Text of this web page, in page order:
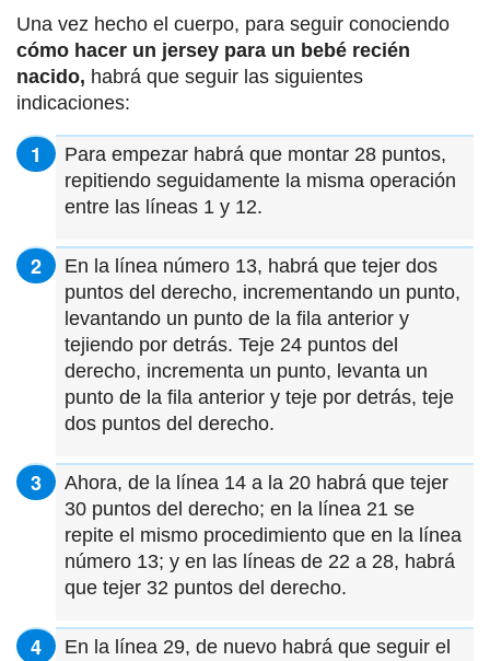
Una vez hecho el cuerpo, para seguir conociendo
cómo hacer un jersey para un bebé recién
nacido, habrá que seguir las siguientes
indicaciones:
Para empezar habrá que montar 28 puntos,
repitiendo seguidamente la misma operación
entre las líneas 1 y 12.
En la línea número 13, habrá que tejer dos
puntos del derecho, incrementando un punto,
levantando un punto de la fila anterior y
tejiendo por detrás. Teje 24 puntos del
derecho, incrementa un punto, levanta un
punto de la fila anterior y teje por detrás, teje
dos puntos del derecho.
Ahora, de la línea 14 a la 20 habrá que tejer
30 puntos del derecho; en la línea 21 se
repite el mismo procedimiento que en la línea
número 13; y en las líneas de 22 a 28, habrá
que tejer 32 puntos del derecho.
En la línea 29, de nuevo habrá que seguir el